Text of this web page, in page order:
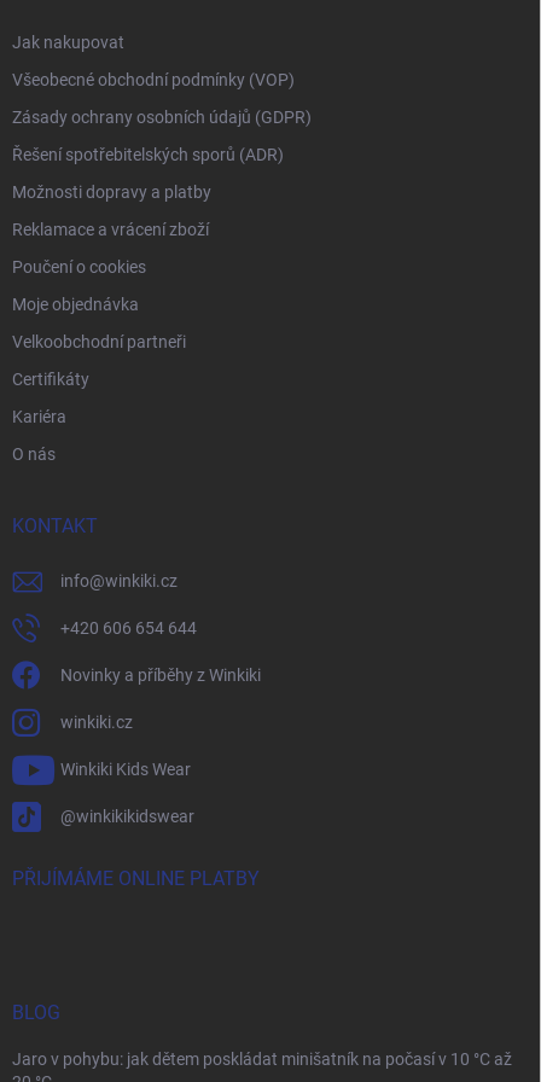
Jak nakupovat
Všeobecné obchodní podmínky (VOP)
Zásady ochrany osobních údajů (GDPR)
Řešení spotřebitelských sporů (ADR)
Možnosti dopravy a platby
Reklamace a vrácení zboží
Poučení o cookies
Moje objednávka
Velkoobchodní partneři
Certifikáty
Kariéra
O nás
KONTAKT
info@winkiki.cz
+420 606 654 644
Novinky a příběhy z Winkiki
winkiki.cz
Winkiki Kids Wear
@winkikikidswear
PŘIJÍMÁME ONLINE PLATBY
BLOG
Jaro v pohybu: jak dětem poskládat minišatník na počasí v 10 °C až